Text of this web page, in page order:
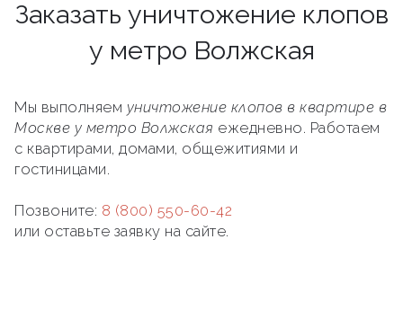
Заказать уничтожение клопов
у метро Волжская
Мы выполняем уничтожение клопов в квартире в
Москве у метро Волжская ежедневно. Работаем
с квартирами, домами, общежитиями и
гостиницами.
Позвоните: 8 (800) 550-60-42
или оставьте заявку на сайте.